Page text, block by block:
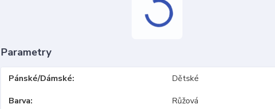
Parametry
Pánské/Dámské
Dětské
Barva
Růžová